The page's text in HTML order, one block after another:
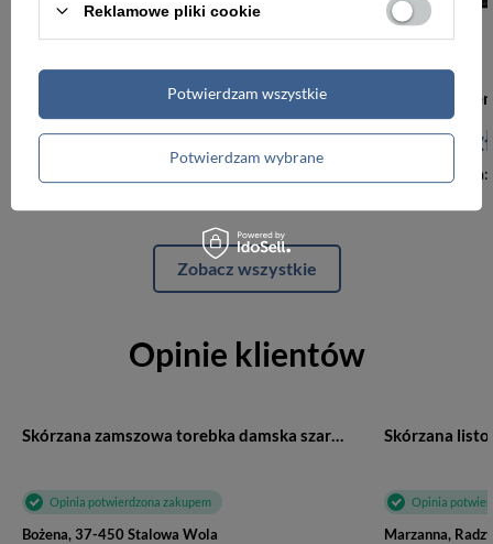
123,00 zł
Najniższa cena:
129,99 zł 142,00 zł
Najniższa cena:
Zobacz wszystkie
Opinie klientów
Skórzana zamszowa torebka damska szara skóra croco Beltimore W13
Opinia potwierdzona zakupem
Bożena, 37-450 Stalowa Wola
Opinia
Marzanna,
Reklamowe pliki cookie
Potwierdzam wybrane
Potwierdzam wszystkie